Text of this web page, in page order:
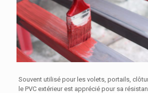
Souvent utilisé pour les volets, portails,
le PVC extérieur est apprécié pour sa